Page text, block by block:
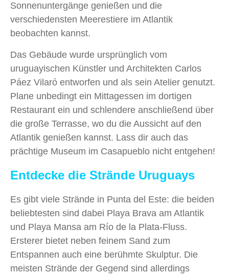
Sonnenuntergänge genießen und die
verschiedensten Meerestiere im Atlantik
beobachten kannst.
Das Gebäude wurde ursprünglich vom
uruguayischen Künstler und Architekten Carlos
Páez Vilaró entworfen und als sein Atelier genutzt.
Plane unbedingt ein Mittagessen im dortigen
Restaurant ein und schlendere anschließend über
die große Terrasse, wo du die Aussicht auf den
Atlantik genießen kannst. Lass dir auch das
prächtige Museum im Casapueblo nicht entgehen!
Entdecke die Strände Uruguays
Es gibt viele Strände in Punta del Este: die beiden
beliebtesten sind dabei Playa Brava am Atlantik
und Playa Mansa am Río de la Plata-Fluss.
Ersterer bietet neben feinem Sand zum
Entspannen auch eine berühmte Skulptur. Die
meisten Strände der Gegend sind allerdings